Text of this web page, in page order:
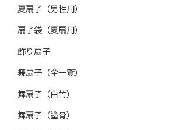
夏扇子（男性用）
扇子袋（夏扇用）
飾り扇子
舞扇子（全一覧）
舞扇子（白竹）
舞扇子（塗骨）